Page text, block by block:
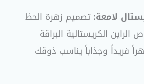
لامعة:تصميم زهرة الحظ
الكريستالية البراقة
فريداً وجذاباً يناسب ذوقك